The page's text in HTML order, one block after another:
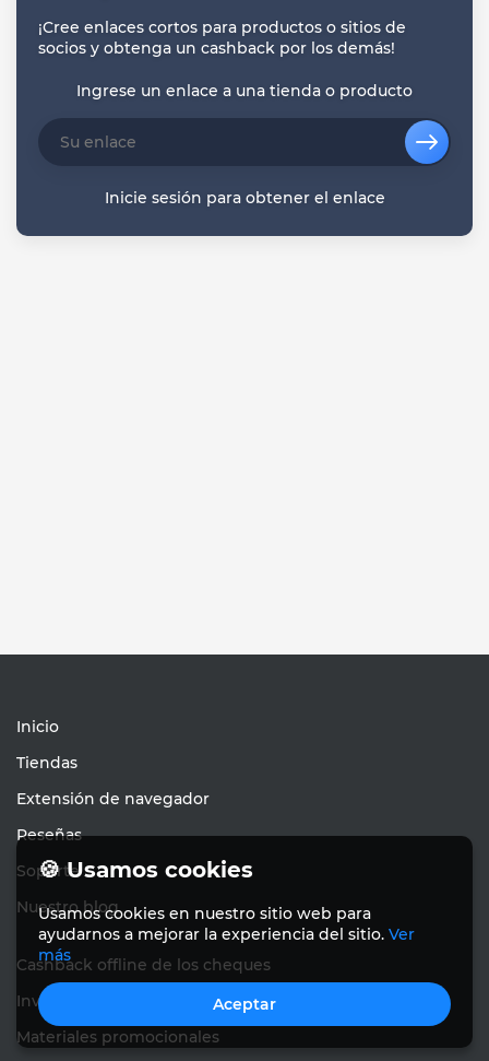
¡Cree enlaces cortos para productos o sitios de
socios y obtenga un cashback por los demás!
Ingrese un enlace a una tienda o producto
Inicie sesión para obtener el enlace
Inicio
Tiendas
Extensión de navegador
Reseñas
Soporte
Nuestro blog
Cashback offline de los cheques
Invite a amigos
Materiales promocionales
🍪 Usamos cookies
Usamos cookies en nuestro sitio web para
ayudarnos a mejorar la experiencia del sitio. Ver
más
Aceptar